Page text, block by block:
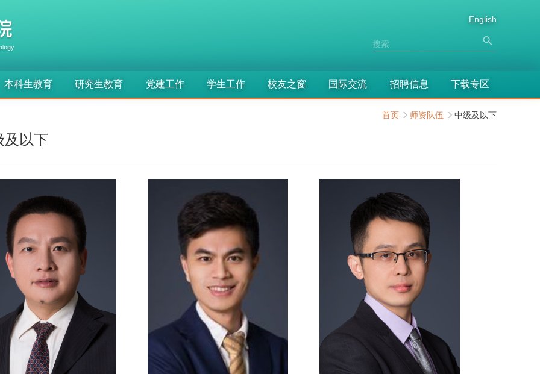
English
本科生教育 研究生教育 党建工作 学生工作 校友之窗 国际交流 招聘信息 下载专区
首页 师资队伍 中级及以下
及以下